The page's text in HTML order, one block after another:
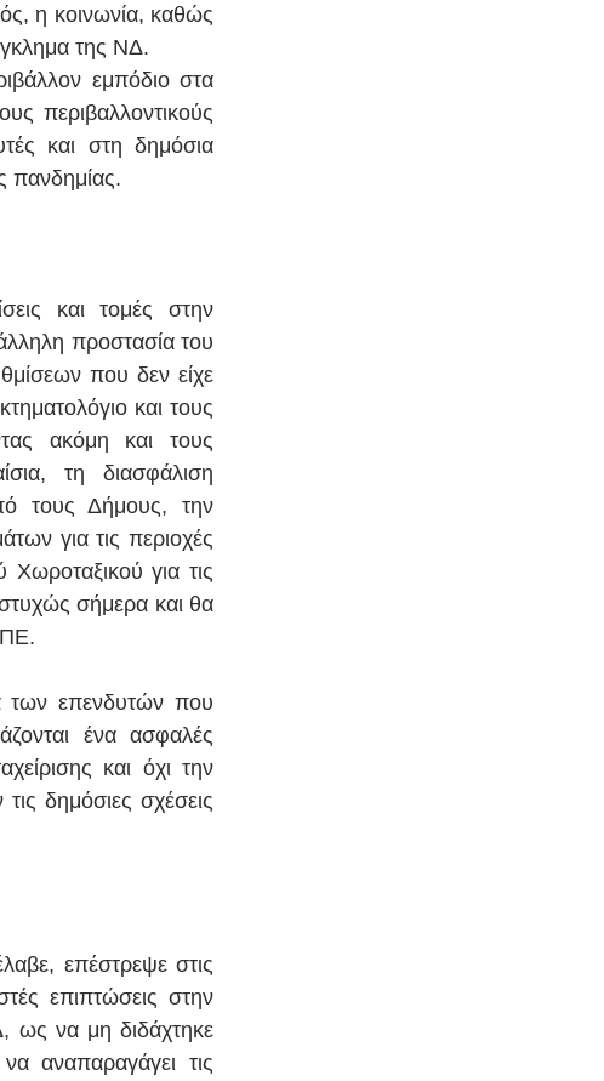
η κοινωνία, καθώς
της ΝΔ.
εμπόδιο στα
περιβαλλοντικούς
και στη δημόσια
πανδημίας.
και τομές στην
προστασία του
που δεν είχε
και τους
ακόμη και τους
τη διασφάλιση
τους Δήμους, την
για τις περιοχές
για τις
σήμερα και θα
των επενδυτών που
ένα ασφαλές
και όχι την
δημόσιες σχέσεις
επέστρεψε στις
επιπτώσεις στην
ως να μη διδάχτηκε
αναπαραγάγει τις